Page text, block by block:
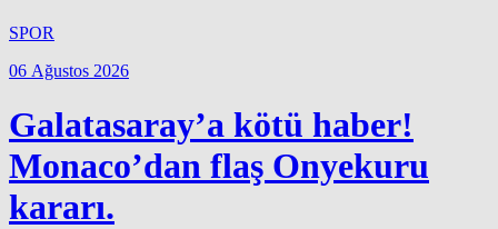
SPOR
06 Ağustos 2026
Galatasaray’a kötü haber!
Monaco’dan flaş Onyekuru
kararı.